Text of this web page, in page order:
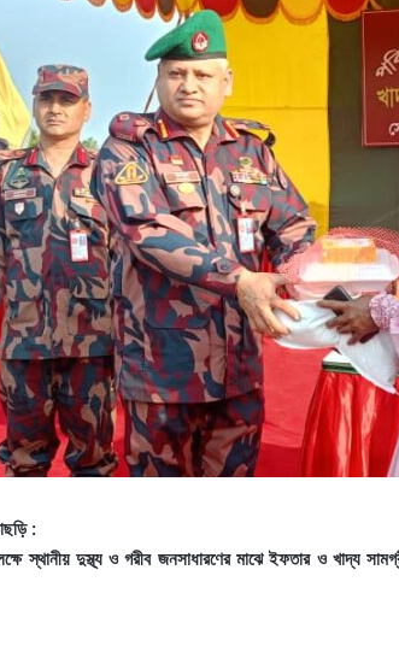
:
স্থানীয় দুস্থ্য ও গরীব জনসাধারণের মাঝে ইফতার ও খাদ্য সামগ্রী